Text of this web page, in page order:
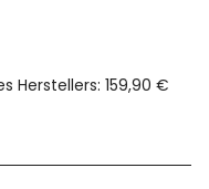
Herstellers: 159,90 €